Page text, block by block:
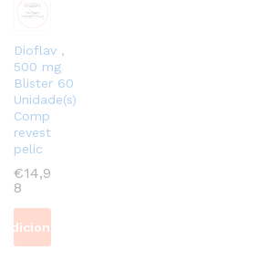
Dioflav ,
500 mg
Blister 60
Unidade(s)
Comp
revest
pelic
€14,9
8
Adicionar